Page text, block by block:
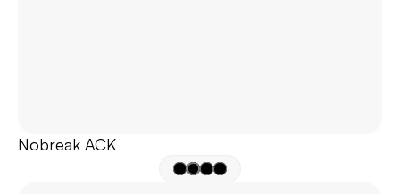
Nobreak ACK